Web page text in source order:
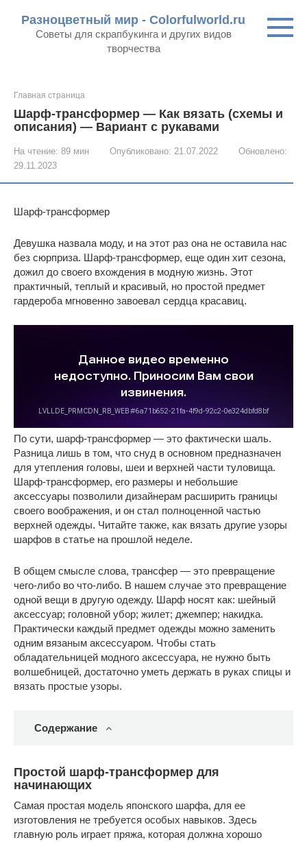
контенту
Разноцветный мир - Colorfulworld.ru
Советы для скрапбукинга и других видов
творчества
Главная страница
Шарф-трансформер — Как вязать (схемы и
описания) — Вариант с рукавами
На чтение: 89 мин Опубликовано: 21.07.2022
Обновлено:
29.11.2023
Шарф-трансформер
Девушка назвала моду, и на этот раз она не оставила нас
без сюрприза. Шарф-трансформер, еще один хит сезона,
дожил до своего вхождения в модную жизнь. Этот
практичный, теплый и красивый, но простой предмет
гардероба мгновенно завоевал сердца красавиц.
По сути, шарф-трансформер — это фактически шаль.
Разница лишь в том, что снуд в основном предназначен
для утепления головы, шеи и верхней части туловища.
Шарф-трансформер, его размеры и небольшие
аксессуары позволили дизайнерам расширить границы
своего воображения, и он стал полноценной частью
верхней одежды. Читайте также, как вязать другие узоры
шарфов в статье на прошлой неделе.
В общем смысле слова, трансфер — это превращение
чего-либо во что-либо. В нашем случае это превращение
одной вещи в другую одежду. Шарф носят как: шейный
аксессуар; головной убор; жилет; джемпер; накидка.
Практически каждый предмет одежды можно заменить
одним вязаным аксессуаром. Чтобы стать
обладательницей модного аксессуара, не нужно быть
волшебницей, достаточно уметь держать в руках спицы и
вязать простые узоры.
Содержание
Простой шарф-трансформер для
начинающих
Самая простая модель японского шарфа, для ее
изготовления не требуется особых навыков. Здесь
главную роль играет пряжа, которая должна хорошо